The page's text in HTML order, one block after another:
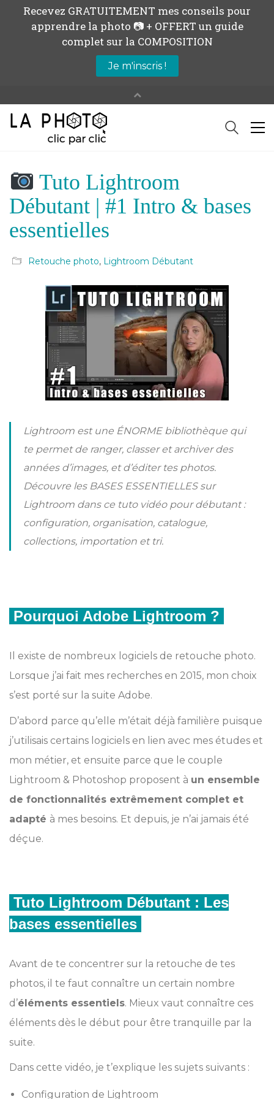
Tuto Lightroom
Débutant | #1 Intro & bases
essentielles
Retouche photo, Lightroom Débutant
Lightroom est une ÉNORME bibliothèque qui
te permet de ranger, classer et archiver des
années d’images, et d’éditer tes photos.
Découvre les BASES ESSENTIELLES sur
Lightroom dans ce tuto vidéo pour débutant :
configuration, organisation, catalogue,
collections, importation et tri.
Pourquoi Adobe Lightroom ?
Il existe de nombreux logiciels de retouche photo.
Lorsque j’ai fait mes recherches en 2015, mon choix
s’est porté sur la suite Adobe.
D’abord parce qu’elle m’était déjà familière puisque
j’utilisais certains logiciels en lien avec mes études et
mon métier, et ensuite parce que le couple
Lightroom & Photoshop proposent à un ensemble
de fonctionnalités extrêmement complet et
adapté à mes besoins. Et depuis, je n’ai jamais été
déçue.
Tuto Lightroom Débutant : Les
bases essentielles
Avant de te concentrer sur la retouche de tes
photos, il te faut connaître un certain nombre
d’éléments essentiels. Mieux vaut connaître ces
éléments dès le début pour être tranquille par la
suite.
Dans cette vidéo, je t’explique les sujets suivants :
Configuration de Lightroom